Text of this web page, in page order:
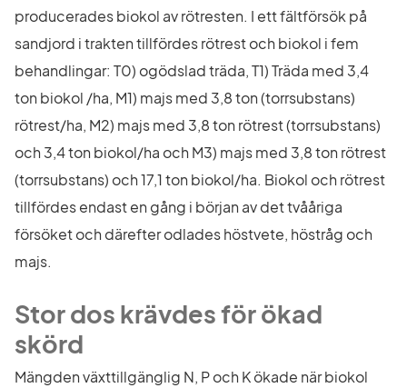
producerades biokol av rötresten. I ett fältförsök på
sandjord i trakten tillfördes rötrest och biokol i fem
behandlingar: T0) ogödslad träda, T1) Träda med 3,4
ton biokol /ha, M1) majs med 3,8 ton (torrsubstans)
rötrest/ha, M2) majs med 3,8 ton rötrest (torrsubstans)
och 3,4 ton biokol/ha och M3) majs med 3,8 ton rötrest
(torrsubstans) och 17,1 ton biokol/ha. Biokol och rötrest
tillfördes endast en gång i början av det tvååriga
försöket och därefter odlades höstvete, höstråg och
majs.
Stor dos krävdes för ökad
skörd
Mängden växttillgänglig N, P och K ökade när biokol